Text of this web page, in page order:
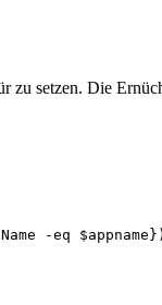
zu setzen. Die
-eq